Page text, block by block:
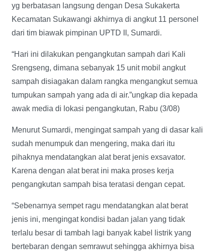
yg berbatasan langsung dengan Desa Sukakerta
Kecamatan Sukawangi akhirnya di angkut 11 personel
dari tim biawak pimpinan UPTD II, Sumardi.
“Hari ini dilakukan pengangkutan sampah dari Kali
Srengseng, dimana sebanyak 15 unit mobil angkut
sampah disiagakan dalam rangka mengangkut semua
tumpukan sampah yang ada di air.”ungkap dia kepada
awak media di lokasi pengangkutan, Rabu (3/08)
Menurut Sumardi, mengingat sampah yang di dasar kali
sudah menumpuk dan mengering, maka dari itu
pihaknya mendatangkan alat berat jenis exsavator.
Karena dengan alat berat ini maka proses kerja
pengangkutan sampah bisa teratasi dengan cepat.
“Sebenarnya sempet ragu mendatangkan alat berat
jenis ini, mengingat kondisi badan jalan yang tidak
terlalu besar di tambah lagi banyak kabel listrik yang
bertebaran dengan semrawut sehingga akhirnya bisa